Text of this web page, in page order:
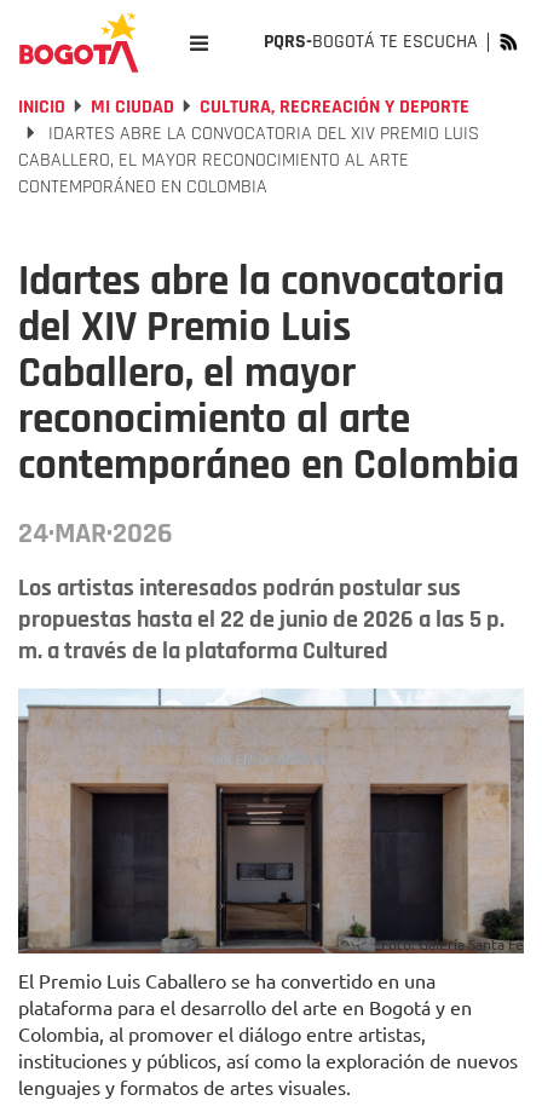
PQRS-BOGOTÁ TE ESCUCHA
INICIO MI CIUDAD
CULTURA, RECREACIÓN Y DEPORTE
IDARTES ABRE LA CONVOCATORIA DEL XIV PREMIO LUIS
CABALLERO, EL MAYOR RECONOCIMIENTO AL ARTE
CONTEMPORÁNEO EN COLOMBIA
Idartes abre la convocatoria
del XIV Premio Luis
Caballero, el mayor
reconocimiento al arte
contemporáneo en Colombia
24·MAR·2026
Los artistas interesados podrán postular sus
propuestas hasta el 22 de junio de 2026 a las 5 p.
m. a través de la plataforma Cultured
Foto: Galería Santa Fe
El Premio Luis Caballero se ha convertido en una
plataforma para el desarrollo del arte en Bogotá y en
Colombia, al promover el diálogo entre artistas,
instituciones y públicos, así como la exploración de nuevos
lenguajes y formatos de artes visuales.